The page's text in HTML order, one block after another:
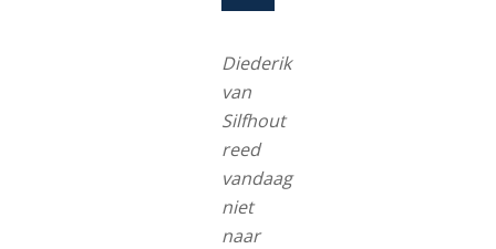
Diederik
van
Silfhout
reed
vandaag
niet
naar